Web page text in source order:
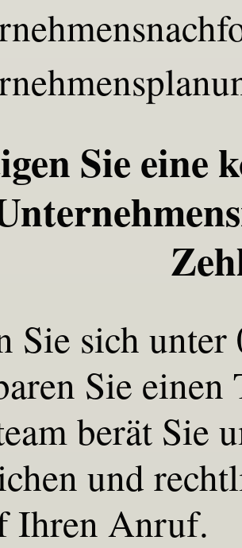
Sie eine
Sie sich
Sie
berät Sie
und
Ihren Anruf.